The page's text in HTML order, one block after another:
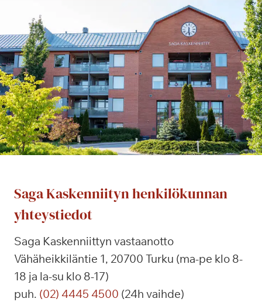
Saga Kaskenniityn henkilökunnan
yhteystiedot
Saga Kaskenniittyn vastaanotto
Vähäheikkiläntie 1, 20700 Turku (ma-pe klo 8-
18 ja la-su klo 8-17)
puh. (02) 4445 4500 (24h vaihde)